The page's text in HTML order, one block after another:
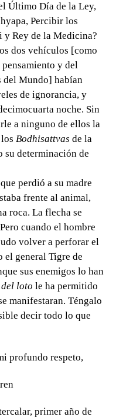
Último Día de la Ley,
, Percibir los
y Rey de la Medicina?
dos vehículos [como
y del
del Mundo] habían
de ignorancia, y
noche. Sin
a ninguno de ellos la
Bodhisattvas de la
su determinación de
perdió a su madre
frente al animal,
roca. La flecha se
cuando el hombre
volver a perforar el
el general Tigre de
sus enemigos lo han
loto le ha permitido
manifestaran. Téngalo
decir todo lo que
profundo respeto,
primer año de